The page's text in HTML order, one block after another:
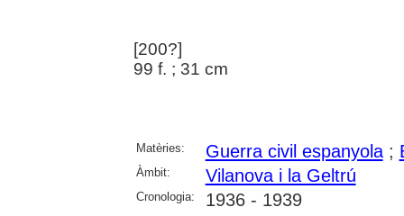
[200?]
99 f. ; 31 cm
Matèries: Guerra civil espanyola;
Àmbit: Vilanova i la Geltrú
Cronologia: 1936 - 1939